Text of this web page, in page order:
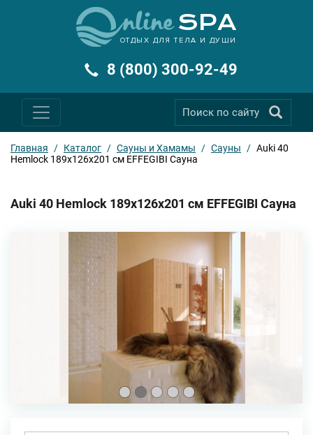
ОТДЫХ ДЛЯ ТЕЛА И ДУШИ
8 (800) 300-92-49
Главная / Каталог / Сауны и Хамамы / Сауны / Auki 40
Hemlock 189x126x201 см EFFEGIBI Сауна
Auki 40 Hemlock 189x126x201 см EFFEGIBI Сауна